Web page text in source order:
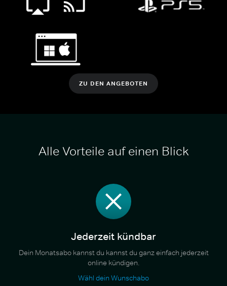
ZU DEN ANGEBOTEN
Alle Vorteile auf einen Blick
Jederzeit kündbar
Dein Monatsabo kannst du kannst du ganz einfach jederzeit
online kündigen.
Wähl dein Wunschabo